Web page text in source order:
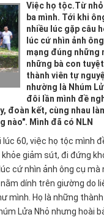
Việc họ tộc.Từ
ba mình. Tới khi
nhiều lúc gặp câu
lúc cứ nhìn ảnh
mạng đúng những
những bà con
thành viên tự
nhường là Nhúm
đôi lần mình đề
đoàn kết, cùng nhau
nào". Mình đã có NLN
60, việc họ tộc mình
giảm sút, đi đứng
cứ nhìn ảnh ông cụ
dính trên giường do
mình. Họ là những
Lửa Nhỏ nhưng hoài